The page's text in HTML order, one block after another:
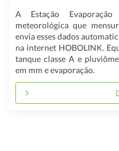
A Estação
meteorológica que
envia esses dados
na internet HOBOLINK.
tanque classe A e
em mm e evaporação.